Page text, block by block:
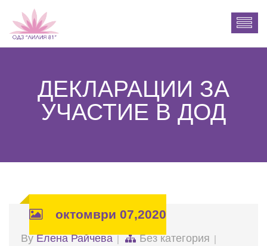
ДЕКЛАРАЦИИ ЗА
УЧАСТИЕ В ДОД
октомври 07,2020
ByЕлена Райчева
Без категория